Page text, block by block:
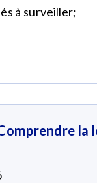
à surveiller;
la